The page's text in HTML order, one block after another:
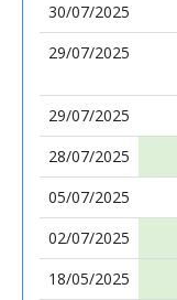
30/07/2025
29/07/2025
29/07/2025
28/07/2025
05/07/2025
02/07/2025
18/05/2025